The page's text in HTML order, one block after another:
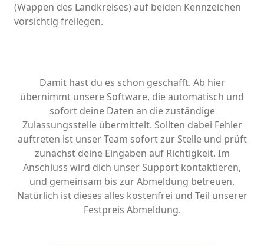
(Wappen des Landkreises) auf beiden Kennzeichen
vorsichtig freilegen.
Damit hast du es schon geschafft. Ab hier
übernimmt unsere Software, die automatisch und
sofort deine Daten an die zuständige
Zulassungsstelle übermittelt. Sollten dabei Fehler
auftreten ist unser Team sofort zur Stelle und prüft
zunächst deine Eingaben auf Richtigkeit. Im
Anschluss wird dich unser Support kontaktieren,
und gemeinsam bis zur Abmeldung betreuen.
Natürlich ist dieses alles kostenfrei und Teil unserer
Festpreis Abmeldung.